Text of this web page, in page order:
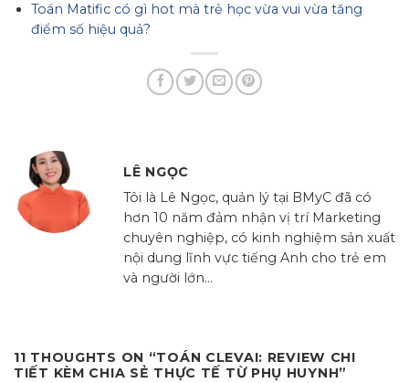
Toán Matific có gì hot mà trẻ học vừa vui vừa tăng
điểm số hiệu quả?
LÊ NGỌC
Tôi là Lê Ngọc, quản lý tại BMyC đã có
hơn 10 năm đảm nhận vị trí Marketing
chuyên nghiệp, có kinh nghiệm sản xuất
nội dung lĩnh vực tiếng Anh cho trẻ em
và người lớn...
11 THOUGHTS ON “TOÁN CLEVAI: REVIEW CHI
TIẾT KÈM CHIA SẺ THỰC TẾ TỪ PHỤ HUYNH”